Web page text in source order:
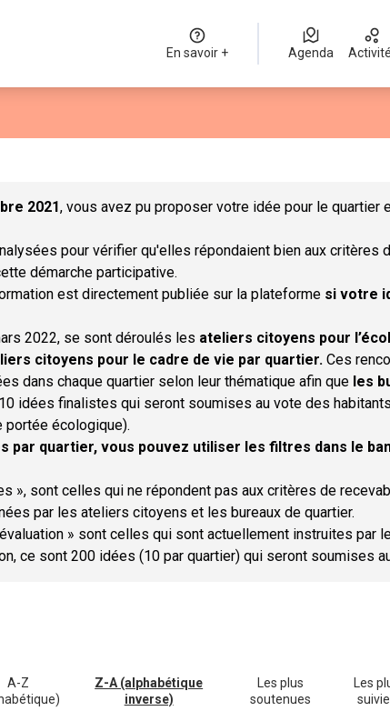
En savoir + Agenda
2021, vous avez pu proposer votre idée pour le quartier
pour vérifier qu'elles répondaient bien aux critères
dans un nouvel onglet)
démarche participative.
est directement publiée sur la plateforme si votre
2022, se sont déroulés les ateliers citoyens pour
citoyens pour le cadre de vie par quartier. Ces
dans chaque quartier selon leur thématique afin que les
idées finalistes qui seront soumises au vote des
portée écologique).
par quartier, vous pouvez utiliser les filtres dans le
», sont celles qui ne répondent pas aux critères de
par les ateliers citoyens et les bureaux de quartier.
» sont celles qui sont actuellement instruites par
ce sont 200 idées (10 par quartier) qui seront soumises
A-Z
Z-A (alphabétique
inverse)
Les plus
soutenues
Les